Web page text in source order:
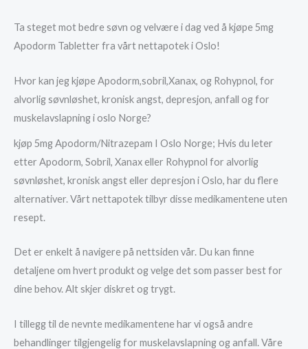
Ta steget mot bedre søvn og velvære i dag ved å kjøpe 5mg
Apodorm Tabletter fra vårt nettapotek i Oslo!
Hvor kan jeg kjøpe Apodorm,sobril,Xanax, og Rohypnol, for
alvorlig søvnløshet, kronisk angst, depresjon, anfall og for
muskelavslapning i oslo Norge?
kjøp 5mg Apodorm/Nitrazepam I Oslo Norge; Hvis du leter
etter Apodorm, Sobril, Xanax eller Rohypnol for alvorlig
søvnløshet, kronisk angst eller depresjon i Oslo, har du flere
alternativer. Vårt nettapotek tilbyr disse medikamentene uten
resept.
Det er enkelt å navigere på nettsiden vår. Du kan finne
detaljene om hvert produkt og velge det som passer best for
dine behov. Alt skjer diskret og trygt.
I tillegg til de nevnte medikamentene har vi også andre
behandlinger tilgjengelig for muskelavslapning og anfall. Våre